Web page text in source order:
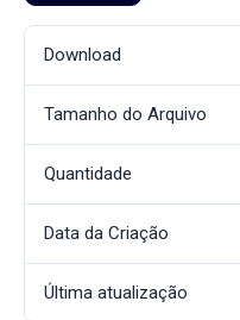
Download
Tamanho do Arquivo
Quantidade
Data da Criação
Última atualização